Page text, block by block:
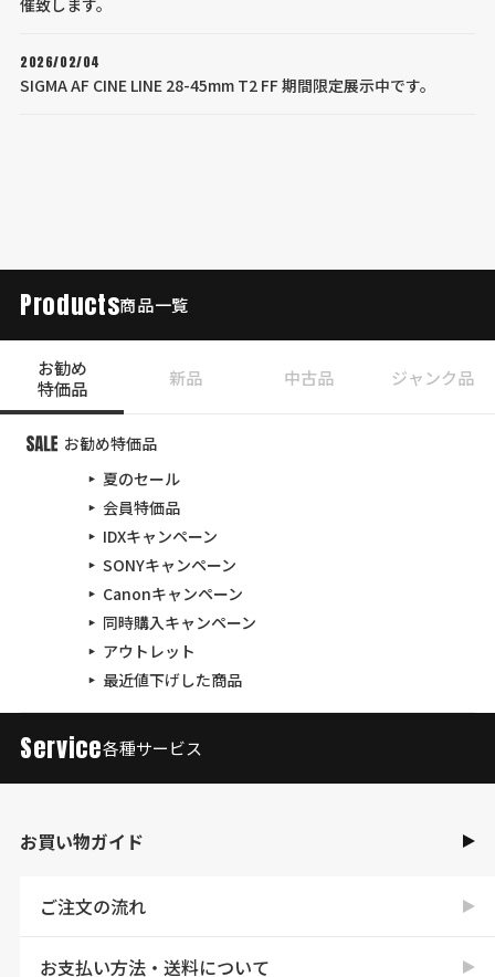
2026/02/04
SIGMA AF CINE LINE 28-45mm T2 FF 期間限定展示中です。
Products商品一覧
お勧め
特価品
新品 中古品 ジャンク品
お勧め特価品
夏のセール
会員特価品
IDXキャンペーン
SONYキャンペーン
Canonキャンペーン
同時購入キャンペーン
アウトレット
最近値下げした商品
Service各種サービス
お買い物ガイド
ご注文の流れ
お支払い方法・送料について